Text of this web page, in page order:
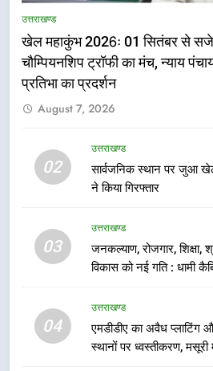
उत्तराखण्ड
खेल महाकुंभ 2026ः 01 सितंबर से
चौम्पियनशिप ट्रॉफी का मंच, न्याय
प्रतिभा का प्रदर्शन
August 7, 2026
02
उत्तराखण्ड
सार्वजनिक स्थान पर जुआ
ने किया गिरफ्तार
03
उत्तराखण्ड
जनकल्याण, रोजगार,
विकास को नई गति : धामी
04
उत्तराखण्ड
एमडीडीए का अवैध प्लाटिंग
स्थानों पर ध्वस्तीकरण, मसूरी
धामी ने
कारीगरों को
उत्तराखण्ड
का गठन
उत्तराखण्ड
देना सरकार की
वाले महीनों में
उत्तराखण्ड
8
दिल्ली-
12 किमी